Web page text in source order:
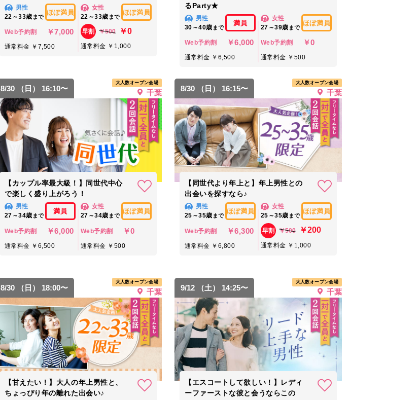
男性
22～33歳 まで
ほぼ満員
Web予約割 ￥7,000
通常料金 ￥7,500
女性
22～33歳 まで
ほぼ満員
早割 ￥500 ￥0
通常料金 ￥1,000
るParty★
男性
30～40歳 まで
満員
Web予約割 ￥6,000
通常料金 ￥6,500
女性
27～39歳 まで
ほぼ満員
Web予約割 ￥0
通常料金 ￥500
8/30 （日） 16:10〜
大人数オープン会場
千葉
【カップル率最大級！】同世代中心
で楽しく盛り上がろう！
男性
27～34歳 まで
満員
Web予約割 ￥6,000
通常料金 ￥6,500
女性
27～34歳 まで
ほぼ満員
Web予約割 ￥0
通常料金 ￥500
8/30 （日） 16:15〜
大人数オープン会場
千葉
【同世代より年上と】年上男性との
出会いを探すなら♪
男性
25～35歳 まで
ほぼ満員
Web予約割 ￥6,300
通常料金 ￥6,800
女性
25～35歳 まで
ほぼ満員
早割 ￥500 ￥200
通常料金 ￥1,000
8/30 （日） 18:00〜
大人数オープン会場
千葉
【甘えたい！】大人の年上男性と、
ちょっぴり年の離れた出会い♪
9/12 （土） 14:25〜
大人数オープン会場
千葉
【エスコートして欲しい！】レディ
ーファーストな彼と会うならこの